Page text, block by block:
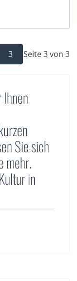
3 Seite 3 von 3
Sie sich
mehr.
in